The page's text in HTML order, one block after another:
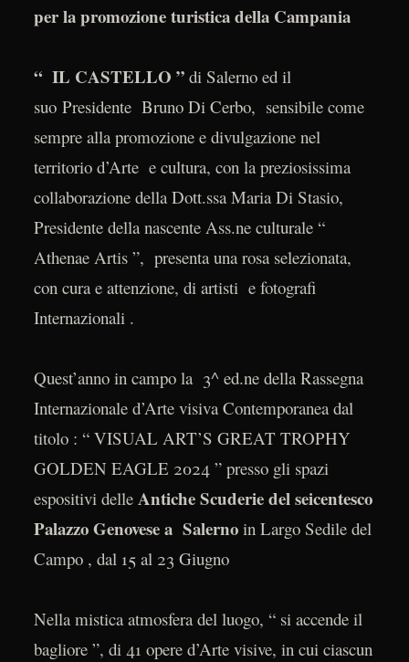
per la promozione turistica della Campania
“ IL CASTELLO ” di Salerno ed il
suo Presidente Bruno Di Cerbo, sensibile come
sempre alla promozione e divulgazione nel
territorio d’Arte e cultura, con la preziosissima
collaborazione della Dott.ssa Maria Di Stasio,
Presidente della nascente Ass.ne culturale “
Athenae Artis ”, presenta una rosa selezionata,
con cura e attenzione, di artisti e fotografi
Internazionali .
Quest’anno in campo la 3^ ed.ne della Rassegna
Internazionale d’Arte visiva Contemporanea dal
titolo : “ VISUAL ART’S GREAT TROPHY
GOLDEN EAGLE 2024 ” presso gli spazi
espositivi delle Antiche Scuderie del seicentesco
Palazzo Genovese a Salernoin Largo Sedile del
Campo , dal 15 al 23 Giugno
Nella mistica atmosfera del luogo, “ si accende il
bagliore ”, di 41 opere d’Arte visive, in cui ciascun